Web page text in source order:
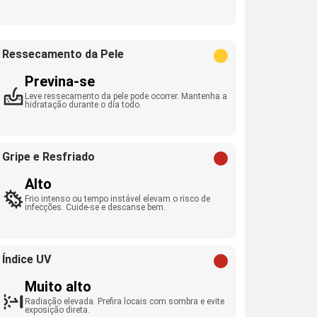
Ressecamento da Pele
Previna-se
Leve ressecamento da pele pode ocorrer. Mantenha a
hidratação durante o dia todo.
Gripe e Resfriado
Alto
Frio intenso ou tempo instável elevam o risco de
infecções. Cuide-se e descanse bem.
Índice UV
Muito alto
Radiação elevada. Prefira locais com sombra e evite
exposição direta.